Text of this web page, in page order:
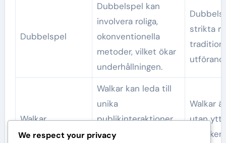
Dubbelspel
Dubbelspel kan
involvera roliga,
okonventionella
metoder, vilket ökar
underhållningen.
strikta
Walkar
Walkar kan leda till
unika
publikinteraktioner,
vilket ökar spelets
Walkar
utan
We respect your privacy